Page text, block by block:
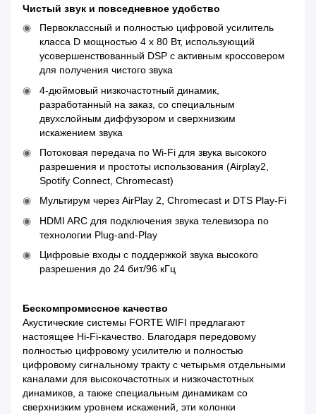
Чистый звук и повседневное удобство
Первоклассный и полностью цифровой усилитель
класса D мощностью 4 x 80 Вт, использующий
усовершенствованный DSP с активным кроссовером
для получения чистого звука
4-дюймовый низкочастотный динамик,
разработанный на заказ, со специальным
двухслойным диффузором и сверхнизким
искажением звука
Потоковая передача по Wi-Fi для звука высокого
разрешения и простоты использования (Airplay2,
Spotify Connect, Chromecast)
Мультирум через AirPlay 2, Chromecast и DTS Play-Fi
HDMI ARC для подключения звука телевизора по
технологии Plug-and-Play
Цифровые входы с поддержкой звука высокого
разрешения до 24 бит/96 кГц
Бескомпромиссное качество
Акустические системы FORTE WIFI предлагают
настоящее Hi-Fi-качество. Благодаря передовому
полностью цифровому усилителю и полностью
цифровому сигнальному тракту с четырьмя отдельными
каналами для высокочастотных и низкочастотных
динамиков, а также специальным динамикам со
сверхнизким уровнем искажений, эти колонки